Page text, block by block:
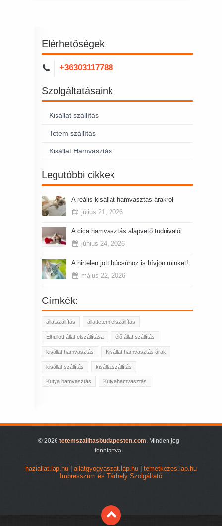
Elérhetőségek
+36303117788
Szolgáltatásaink
Kisállat szállítás
Tetem szállítás
Kisállat Hamvasztás
Legutóbbi cikkek
A reális kisállat hamvasztás árakról
július 21, 2026
A cica hamvasztás alapvető tudnivalói
június 24, 2026
A hirtelen jött búcsúhoz is hívjon minket!
május 22, 2026
Címkék:
állatszállítás állattetem elszállítás
Elhullott állat elszállítása élő állat szállítás
kisállat hamvasztás Kisállat hamvasztás árak
kisállat szállítás kisállatszállítás
Kutya hamvasztás Kutyahamvasztás
© 2026 tetemszallitasbudapesten.com. Minden jog
fenntartva.
haziallat.lap.hu allatgyogyaszat.lap.hu
temetkezes.lap.hu
Impresszum és Tárhely Szolgáltató